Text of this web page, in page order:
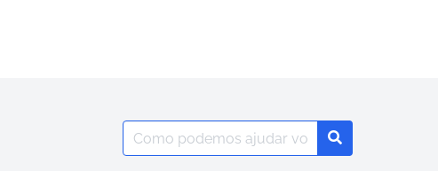
Search
for:
Search